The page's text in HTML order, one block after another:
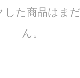
した商品はま
ん。